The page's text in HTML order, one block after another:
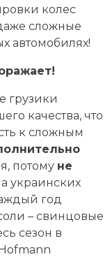
колес
сложные
автомобилях!
грузики
качества, что
к сложным
потому не
украинских
год
– свинцовые
сезон в